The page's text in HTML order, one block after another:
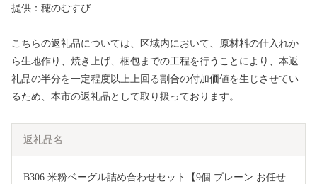
提供：穂のむすび
こちらの返礼品については、区域内において、原材料の仕入れか
ら生地作り、焼き上げ、梱包までの工程を行うことにより、本返
礼品の半分を一定程度以上上回る割合の付加価値を生じさせてい
るため、本市の返礼品として取り扱っております。
返礼品名
B306 米粉ベーグル詰め合わせセット【9個 プレーン お任せ